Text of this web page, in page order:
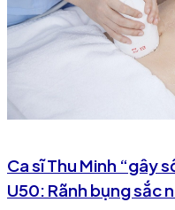
Ca sĩ Thu Minh “gây
U50: Rãnh bụng sắc